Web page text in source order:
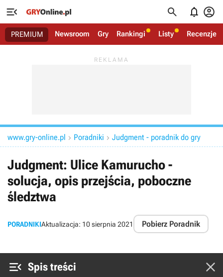
   
PREMIUM Newsroom Gry Rankingi Listy Recenzje
www.gry-online.pl  Poradniki  Judgment - poradnik do gry
Judgment: Ulice Kamurucho -
solucja, opis przejścia, poboczne
śledztwa
PORADNIKIAktualizacja: 10 sierpnia 2021 Pobierz Poradnik
 Spis treści 